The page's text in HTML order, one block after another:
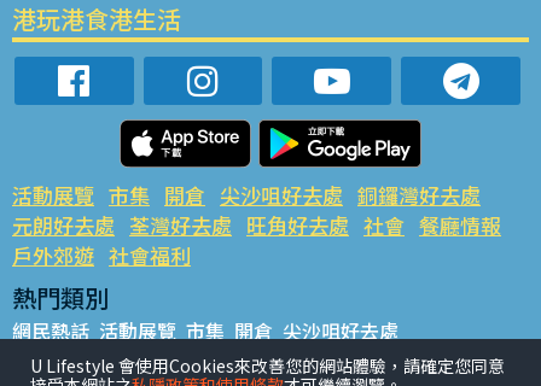
港玩港食港生活
活動展覽 市集 開倉 尖沙咀好去處 銅鑼灣好去處
元朗好去處 荃灣好去處 旺角好去處 社會 餐廳情報
戶外郊遊 社會福利
熱門類別
網民熱話 活動展覽 市集 開倉 尖沙咀好去處
銅鑼灣好去處 元朗好去處 荃灣好去處 旺角好去處 社會
U Lifestyle 會使用Cookies來改善您的網站體驗，請確定您同意